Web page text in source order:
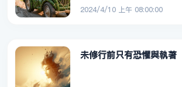
2024/4/10 上午 08:00:00
未修行前只有恐懼與執著